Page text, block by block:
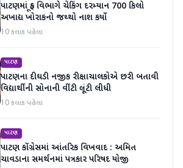
પાટણમાં ફૂડ વિભાગે ચેકિંગ દરમ્યાન 700 કિલો
અખાદ્ય ખોરાકનો જથ્થો નાશ કર્યો
10 કલાક પહેલા
પાટણ
પાટણના દીઘડી નજીક રીક્ષાચાલકોએ છરી બતાવી
વિદ્યાર્થીની સોનાની વીંટી લૂંટી લીધી
10 કલાક પહેલા
પાટણ
પાટણ કોંગ્રેસમાં આંતરિક વિખવાદ : અમિત
ચાવડાના સમર્થનમાં પત્રકાર પરિષદ યોજી